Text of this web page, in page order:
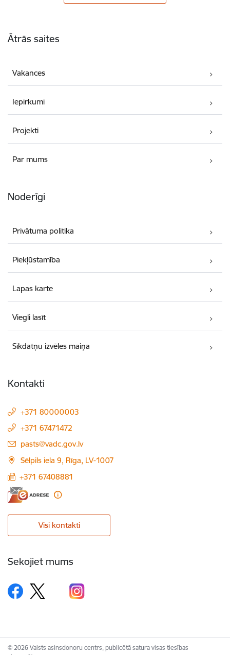
Ātrās saites
Vakances
Iepirkumi
Projekti
Par mums
Noderīgi
Privātuma politika
Piekļūstamība
Lapas karte
Viegli lasīt
Sīkdatņu izvēles maiņa
Kontakti
+371 80000003
+371 67471472
E-pasts:
pasts@vadc.gov.lv
Sēlpils iela 9, Rīga, LV-1007
+371 67408881
Visi kontakti
Sekojiet mums
© 2026 Valsts asinsdonoru centrs, publicētā satura visas tiesības